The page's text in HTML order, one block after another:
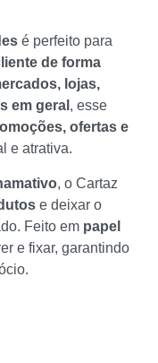
é perfeito para
de forma
lojas,
em geral , esse
ofertas e
e atrativa.
, o Cartaz
e deixar o
Feito em papel
e fixar, garantindo